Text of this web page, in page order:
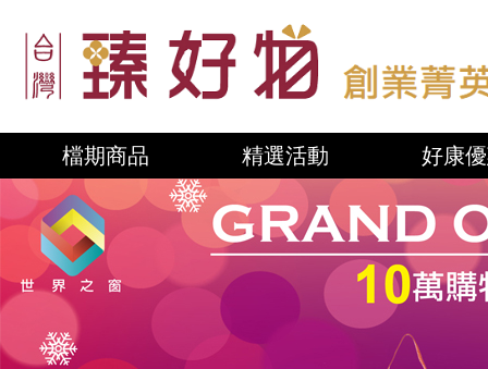
檔期商品 精選活動 好康